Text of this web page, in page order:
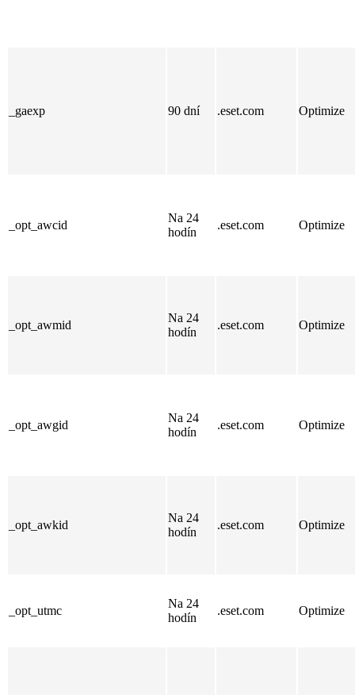
_gaexp 90 dní .eset.com Optimize
_opt_awcid
Na 24
hodín
.eset.com Optimize
_opt_awmid
Na 24
hodín
.eset.com Optimize
_opt_awgid
Na 24
hodín
.eset.com Optimize
_opt_awkid
Na 24
hodín
.eset.com Optimize
_opt_utmc
Na 24
hodín
.eset.com Optimize